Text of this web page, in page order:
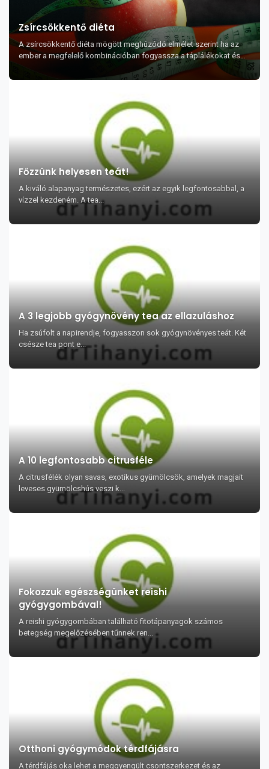
Zsírcsökkentő diéta
A zsírcsökkentő diéta mögött meghúzódó elmélet szerint ha az
ember a megfelelő kombinációban fogyassza a táplálékokat és
sokkal gyakrabban étkezik, akkor f...
Főzzünk helyesen teát!
A kiváló alapanyag természetes, ezért az egyik legfontosabbal, a
vízzel kezdeném. A tea...
A 3 legjobb gyógynövény tea az ellazuláshoz
Ha zsúfolt a napirendje, fogyasszon sok gyógynövényes teát. Két
csésze tea pont e...
A 10 legfontosabb citrusféle
A citrusfélék olyan savas, exotikus gyümölcsök, amelyek magjait
leveses gyümölcshús veszi k...
Fokozzuk egészségünket reishi
gyógygombával!
A reishi gyógygombában található fitotápanyagok számos
betegség megelőzésében tűnnek ren...
Otthoni gyógymódok térdfájásra
A térdfájás oka lehet a meggyengült csontszerkezet és az